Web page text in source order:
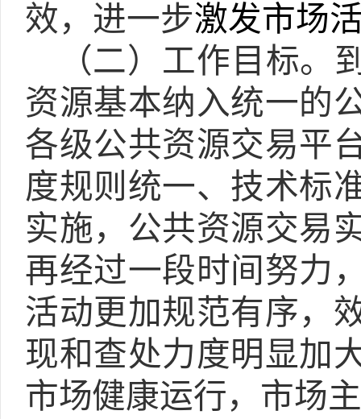
效，进一步激发市场
（二）工作目标。
资源基本纳入统一的
各级公共资源交易平
度规则统一、技术标
实施，公共资源交易
再经过一段时间努力
活动更加规范有序，
现和查处力度明显加
市场健康运行，市场